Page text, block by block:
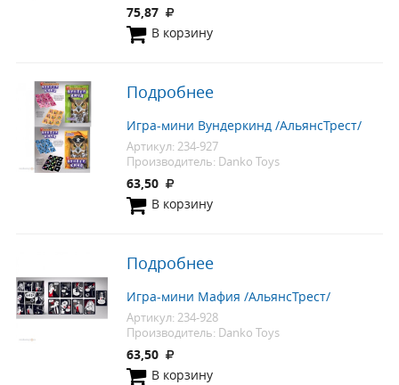
75,87
В корзину
Подробнее
Игра-мини Вундеркинд /АльянсТрест/
Артикул: 234-927
Производитель: Danko Toys
63,50
В корзину
Подробнее
Игра-мини Мафия /АльянсТрест/
Артикул: 234-928
Производитель: Danko Toys
63,50
В корзину